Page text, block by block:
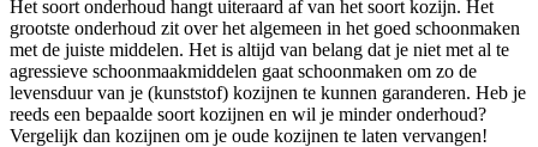
Het soort onderhoud hangt uiteraard af van het soort kozijn. Het
grootste onderhoud zit over het algemeen in het goed schoonmaken
met de juiste middelen. Het is altijd van belang dat je niet met al te
agressieve schoonmaakmiddelen gaat schoonmaken om zo de
levensduur van je (kunststof) kozijnen te kunnen garanderen. Heb je
reeds een bepaalde soort kozijnen en wil je minder onderhoud?
Vergelijk dan kozijnen om je oude kozijnen te laten vervangen!